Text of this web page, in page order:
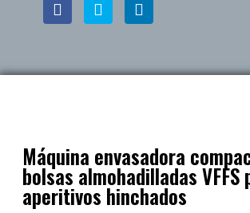
Máquina envasadora
bolsas almohadilladas VFFS
aperitivos hinchados